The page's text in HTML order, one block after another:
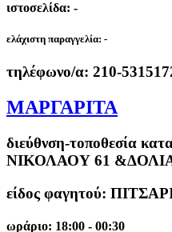
ιστοσελίδα: -
ελάχιστη παραγγελία: -
τηλέφωνο/α: 210-
ΜΑΡΓΑΡΙΤΑ
διεύθνση-τοποθεσία
ΝΙΚΟΛΑΟΥ 61
είδος φαγητού:
ωράριο: 18:00 - 00:30